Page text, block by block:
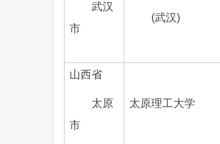
武汉
市
(武汉)
山西省
太原
市
太原理工大学